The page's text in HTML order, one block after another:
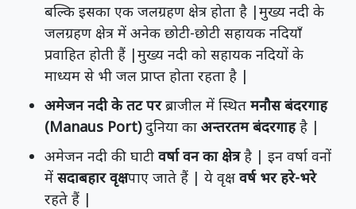
बल्कि इसका एक जलग्रहण क्षेत्र होता है |मुख्य नदी के
जलग्रहण क्षेत्र में अनेक छोटी-छोटी सहायक नदियाँ
प्रवाहित होती हैं |मुख्य नदी को सहायक नदियों के
माध्यम से भी जल प्राप्त होता रहता है |
अमेजन नदी के तट परब्राजील में स्थित मनौस बंदरगाह
(Manaus Port)दुनिया का अन्तरतम बंदरगाहहै |
अमेजन नदी की घाटी वर्षा वन का क्षेत्रहै | इन वर्षा वनों
में सदाबहार वृक्षपाए जाते हैं | ये वृक्षवर्ष भर हरे-भरे
रहते हैं |